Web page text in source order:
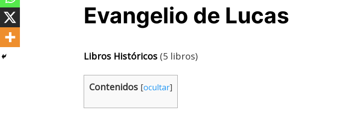
Evangelio de Lucas
Libros Históricos (5 libros)
Contenidos [ocultar]